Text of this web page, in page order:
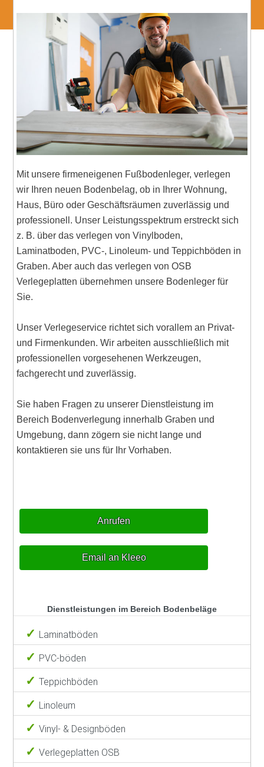
Mit unsere firmeneigenen Fußbodenleger, verlegen
wir Ihren neuen Bodenbelag, ob in Ihrer Wohnung,
Haus, Büro oder Geschäftsräumen zuverlässig und
professionell. Unser Leistungsspektrum erstreckt sich
z. B. über das verlegen von Vinylboden,
Laminatboden, PVC-, Linoleum- und Teppichböden in
Graben. Aber auch das verlegen von OSB
Verlegeplatten übernehmen unsere Bodenleger für
Sie.
Unser Verlegeservice richtet sich vorallem an Privat-
und Firmenkunden. Wir arbeiten ausschließlich mit
professionellen vorgesehenen Werkzeugen,
fachgerecht und zuverlässig.
Sie haben Fragen zu unserer Dienstleistung im
Bereich Bodenverlegung innerhalb Graben und
Umgebung, dann zögern sie nicht lange und
kontaktieren sie uns für Ihr Vorhaben.
Anrufen
Email an Kleeo
Dienstleistungen im Bereich Bodenbeläge
Laminatböden
PVC-böden
Teppichböden
Linoleum
Vinyl- & Designböden
Verlegeplatten OSB